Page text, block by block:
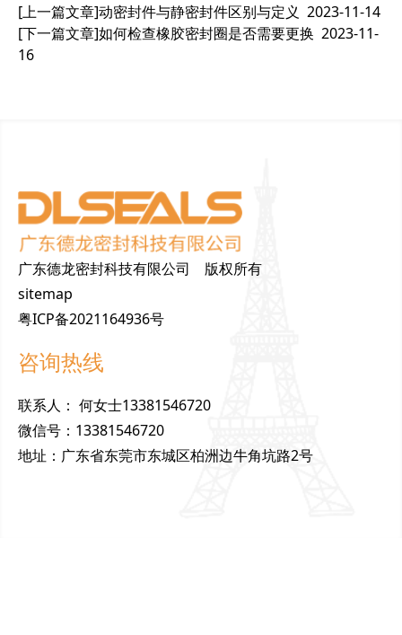
[上一篇文章]动密封件与静密封件区别与定义 2023-11-14
[下一篇文章]如何检查橡胶密封圈是否需要更换 2023-11-
16
广东德龙密封科技有限公司 版权所有
sitemap
粤ICP备2021164936号
咨询热线
联系人 ： 何女士13381546720
微信号 ： 13381546720
地址 ： 广东省东莞市东城区柏洲边牛角坑路2号